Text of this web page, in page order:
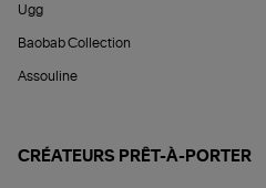
Ugg
Baobab Collection
Assouline
CRÉATEURS PRÊT-À-PORTER